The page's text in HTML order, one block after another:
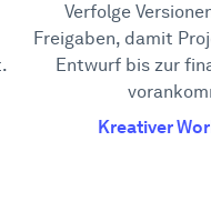
Verfolge
Freigaben, damit
Entwurf bis zur
Kreativer